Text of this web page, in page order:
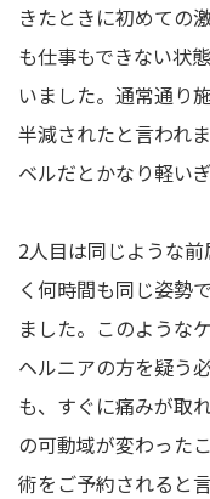
きたときに初めての
も仕事もできない状
いました。通常通り
半減されたと言われ
ベルだとかなり軽い
2人目は同じような
く何時間も同じ姿勢
ました。このような
ヘルニアの方を疑う
も、すぐに痛みが取
の可動域が変わった
術をご予約されると